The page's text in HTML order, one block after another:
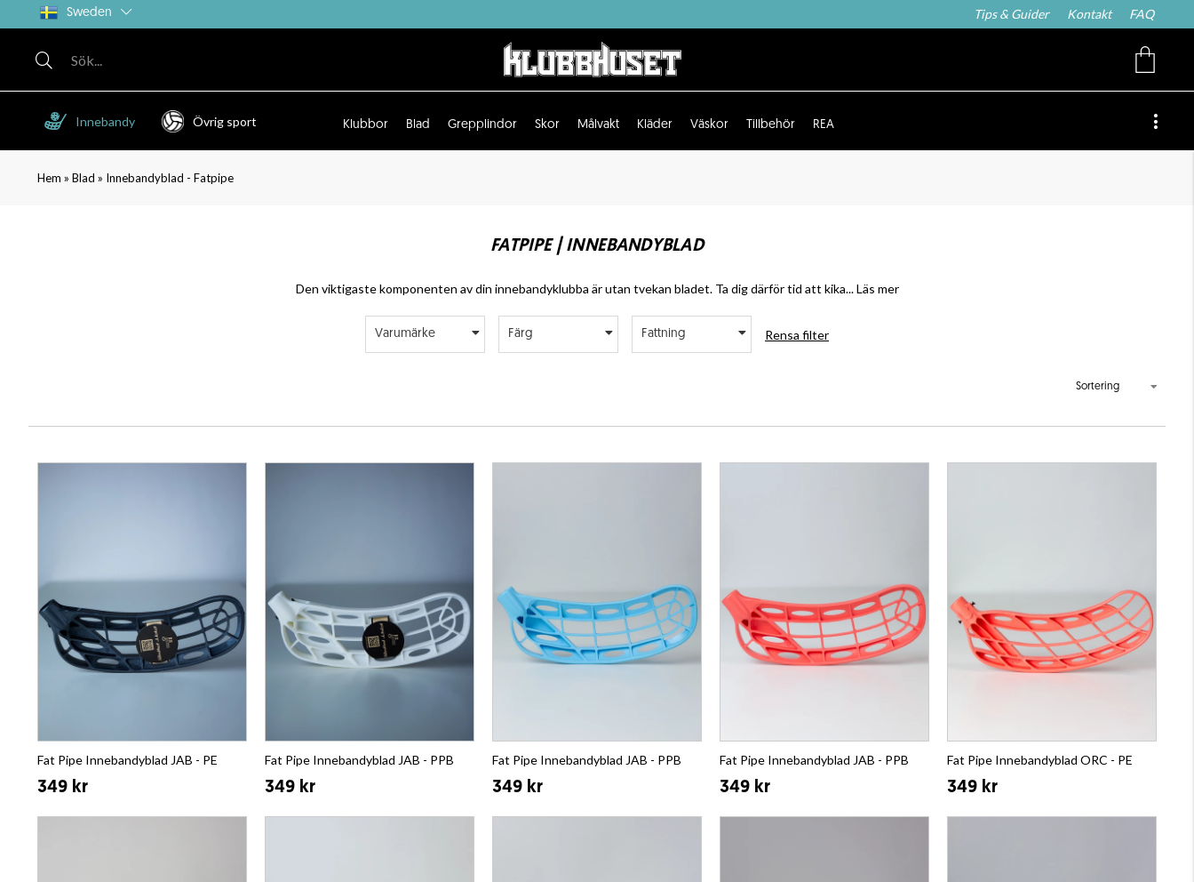
Sweden Tips & Guider Kontakt FAQ
Innebandy Övrig sport Klubbor Blad Grepplindor Skor Målvakt Kläder Väskor Tillbehör REA
Hem » Blad » Innebandyblad - Fatpipe
FATPIPE | INNEBANDYBLAD
Den viktigaste komponenten av din innebandyklubba är utan tvekan bladet. Ta dig därför tid att kika... Läs mer
Varumärke Färg Fattning Rensa filter
Sortering
Fat Pipe Innebandyblad JAB - PE
349 kr
Fat Pipe Innebandyblad JAB - PPB
349 kr
Fat Pipe Innebandyblad JAB - PPB
349 kr
Fat Pipe Innebandyblad JAB - PPB
349 kr
Fat Pipe Innebandyblad ORC - PE
349 kr